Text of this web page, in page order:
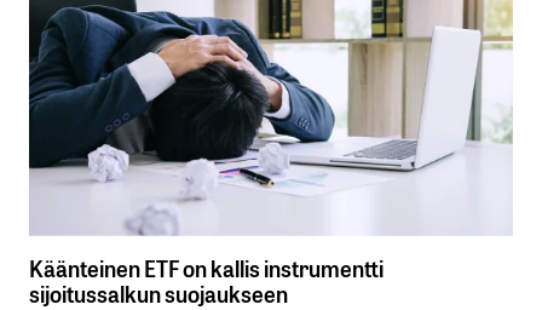
Käänteinen ETF on kallis instrumentti
sijoitussalkun suojaukseen